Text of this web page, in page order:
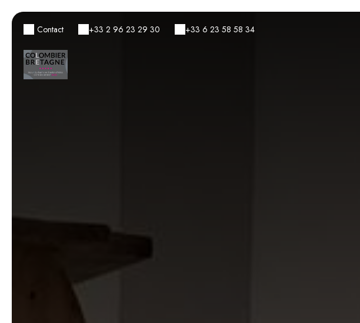
Contact +33 2 96 23 29 30 +33 6 23 58 58 34